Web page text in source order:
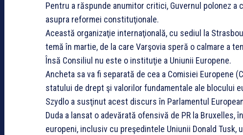
Pentru a răspunde anumitor critici, Guvernul polonez a
asupra reformei constituţionale.
Această organizaţie internaţională, cu sediul la
temă în martie, de la care Varşovia speră o calmare a
Însă Consiliul nu este o instituţie a Uniunii Europene.
Ancheta sa va fi separată de cea a Comisiei Europene
statului de drept şi valorilor fundamentale ale blocului
Szydlo a susţinut acest discurs în Parlamentul
Duda a lansat o adevărată ofensivă de PR la
europeni, inclusiv cu preşedintele Uniunii Donald Tusk,